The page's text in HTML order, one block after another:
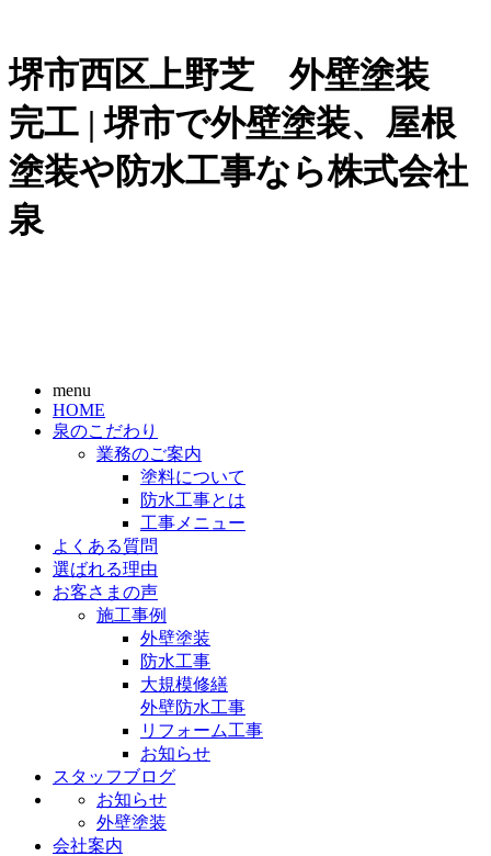
堺市西区上野芝 外壁塗装
完工 | 堺市で外壁塗装、屋根
塗装や防水工事なら株式会社
泉
menu
HOME
泉のこだわり
業務のご案内
塗料について
防水工事とは
工事メニュー
よくある質問
選ばれる理由
お客さまの声
施工事例
外壁塗装
防水工事
大規模修繕
外壁防水工事
リフォーム工事
お知らせ
スタッフブログ
お知らせ
外壁塗装
会社案内